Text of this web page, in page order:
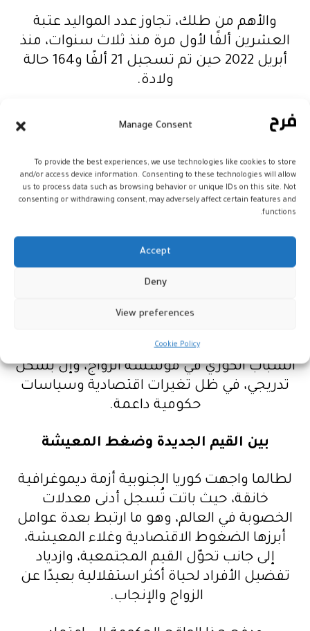
Manage Consent
To provide the best experiences, we use technologies like cookies to store
and/or access device information. Consenting to these technologies will allow
us to process data such as browsing behavior or unique IDs on this site. Not
consenting or withdrawing consent, may adversely affect certain features and
functions.
Accept
Deny
View preferences
Cookie Policy
والأهم من طلك، تجاوز عدد المواليد عتبة
العشرين ألفًا لأول مرة منذ ثلاث سنوات، منذ
أبريل 2022 حين تم تسجيل 21 ألفًا و164 حالة
ولادة.
الزواج يعود إلى الواجهة
ولم تكن الطفرة المسجلة في المواليد بمعزل
عن منحى تصاعدي موازٍ على صعيد عدد حالات
الزواج، حيث أظهرت البيانات نفسها ارتفاعًا
حالات الزواج إلى 18 ألفًا و921، وهو رقم يعزز
الاتجاه المتواصل نحو الاستقرار الأسري بعد
سنوات من العزوف.
هذا التغير لا يُقرأ فقط بوصفه رقمًا
اجتماعي أعمق، يشير إلى بداية استعادة ثقة
الشباب الكوري في مؤسسة الزواج، وإن بشكل
تدريجي، في ظل تغيرات اقتصادية وسياسات
حكومية داعمة.
بين القيم الجديدة وضغط المعيشة
لطالما واجهت كوريا الجنوبية أزمة ديموغرافية
خانقة، حيث باتت تُسجل أدنى معدلات
الخصوبة في العالم، وهو ما ارتبط بعدة عوامل
أبرزها الضغوط الاقتصادية وغلاء المعيشة،
إلى جانب تحوّل القيم المجتمعية، وازدياد
تفضيل الأفراد لحياة أكثر استقلالية بعيدًا عن
الزواج والإنجاب.